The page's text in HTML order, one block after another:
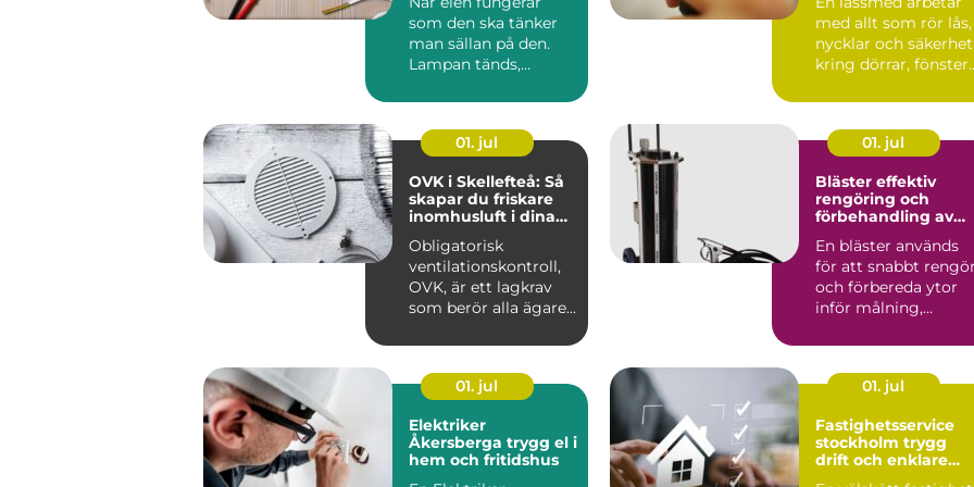
som den ska tänker
man sällan på den.
Lampan tänds,
igång och p...
med allt som rör lås,
nycklar och säkerhet
kring dörrar, fönster
01. jul
OVK i Skellefteå: Så
skapar du friskare
inomhusluft i dina
Obligatorisk
ventilationskontroll,
OVK, är ett lagkrav
som berör alla ägare
01. jul
Bläster effektiv
rengöring och
förbehandling av
En bläster används
för att snabbt
och förbereda ytor
inför målning,
be...
01. jul
Elektriker
Åkersberga trygg el i
hem och fritidshus
01. jul
Fastighetsservice
stockholm trygg
drift och enklare